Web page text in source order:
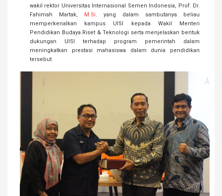
wakil rektor Universitas Internasional Semen Indonesia, Prof. Dr.
Fahimah Martak,
M.Si. yang dalam sambutanya beliau
memperkenalkan kampus UISI kepada Wakil Menteri
Pendidikan Budaya Riset & Teknologi serta menjelaskan bentuk
dukungan UISI terhadap program pemerintah dalam
meningkatkan prestasi mahasiswa dalam dunia pendidikan
tersebut.